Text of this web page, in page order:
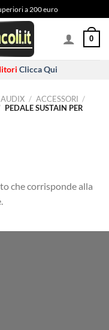
a 200 euro
0
Clicca Qui
/ ACCESSORI /
PEDALE SUSTAIN PER
che corrisponde alla